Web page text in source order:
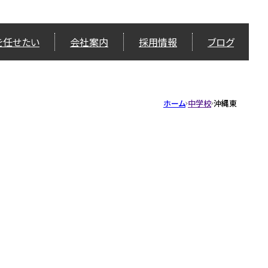
せたい 会社案内 採用情報 ブログ
ホーム 中学校 沖縄東